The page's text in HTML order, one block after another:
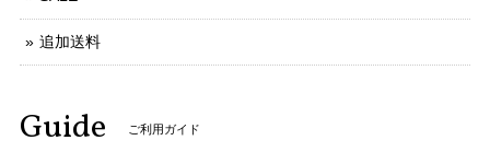
追加送料
Guide ご利用ガイド